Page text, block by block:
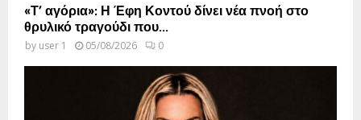
«Τ’ αγόρια»: Η Έφη Κοντού δίνει νέα πνοή στο
θρυλικό τραγούδι που...
by user 1 05/08/2026 0